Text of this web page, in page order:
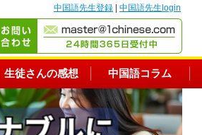
中国語先生登録 中国語先生login
生徒さんの感想 中国語コラム